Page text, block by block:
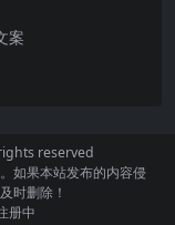
案
reserved
如果本站发布的内容侵
时删除！
册中